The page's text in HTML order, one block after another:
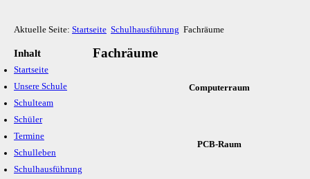
Aktuelle Seite: Startseite Schulhausführung Fachräume
Inhalt
Startseite
Unsere Schule
Schulteam
Schüler
Termine
Schulleben
Schulhausführung
Fachräume
Computerraum
PCB-Raum